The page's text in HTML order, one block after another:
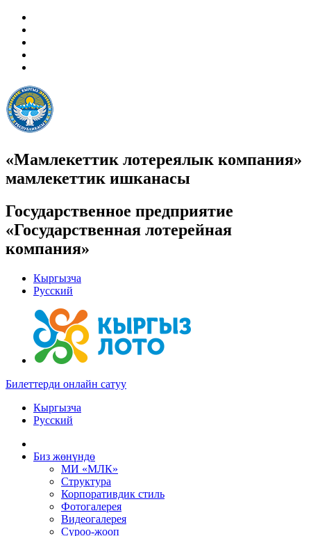
«Мамлекеттик лотереялык компания»
мамлекеттик ишканасы
Государственное предприятие
«Государственная лотерейная
компания»
Кыргызча
Русский
Билеттерди онлайн сатуу
Кыргызча
Русский
Биз жөнүндө
МИ «МЛК»
Структура
Корпоративдик стиль
Фотогалерея
Видеогалерея
Суроо-жооп